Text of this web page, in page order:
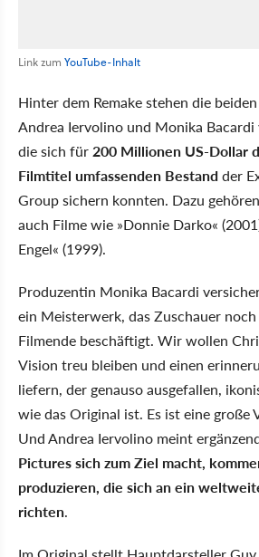
Link zum YouTube-Inhalt
Hinter dem Remake stehen die
Andrea Iervolino und Monika
die sich für 200 Millionen US-Dollar
Filmtitel umfassenden Bestandder
Group sichern konnten. Dazu
auch Filme wie »Donnie Darko«
Engel« (1999).
Produzentin Monika Bacardi
ein Meisterwerk, das Zuschauer noch
Filmende beschäftigt. Wir wollen
Vision treu bleiben und einen
liefern, der genauso ausgefallen,
wie das Original ist. Es ist eine große
Und Andrea Iervolino meint
Pictures sich zum Ziel macht,
produzieren, die sich an ein
richten.